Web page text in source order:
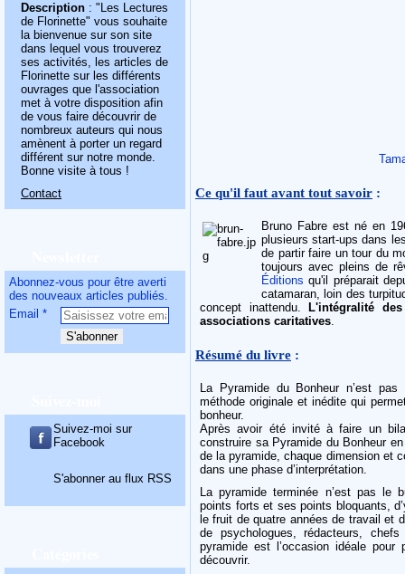
Description : "Les Lectures
de Florinette" vous souhaite
la bienvenue sur son site
dans lequel vous trouverez
ses activités, les articles de
Florinette sur les différents
ouvrages que l'association
met à votre disposition afin
de vous faire découvrir de
nombreux auteurs qui nous
amènent à porter un regard
différent sur notre monde.
Bonne visite à tous !
Contact
Abonnez-vous pour être averti
des nouveaux articles publiés.
Email
Suivez-moi sur
Facebook
S'abonner au flux RSS
Ce qu'il faut avant tout savoir :
Bruno Fabre est né en
plusieurs start-ups dans
de partir faire un tour du
toujours avec pleins de
Éditions qu'il préparait
catamaran, loin des
concept inattendu.
L'intégralité
associations caritatives.
Résumé du livre :
La Pyramide du Bonheur n’est
méthode originale et inédite qui
bonheur.
Après avoir été invité à faire un
construire sa Pyramide du Bonheur
de la pyramide, chaque dimension et
dans une phase d’interprétation.
La pyramide terminée n’est pas le
points forts et ses points bloquants,
le fruit de quatre années de travail et
de psychologues, rédacteurs,
pyramide est l’occasion idéale
découvrir.